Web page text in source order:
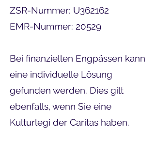
ZSR-Nummer: U362162
EMR-Nummer: 20529
Bei finanziellen Engpässen kann
eine individuelle Lösung
gefunden werden. Dies gilt
ebenfalls, wenn Sie eine
Kulturlegi der Caritas haben.